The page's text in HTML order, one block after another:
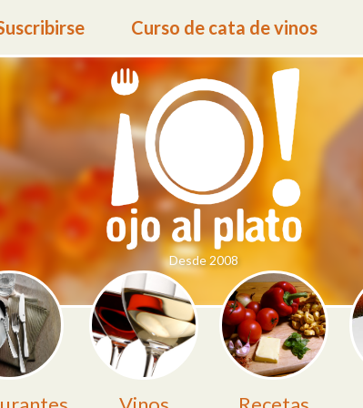
Curso de cata de vinos
Desde 2008